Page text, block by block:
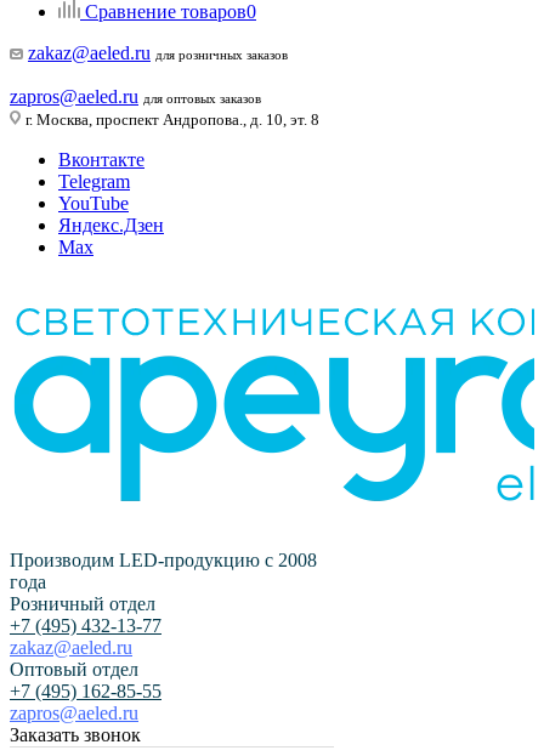
Сравнение товаров0
zakaz@aeled.ru для розничных заказов
zapros@aeled.ru для оптовых заказов
г. Москва, проспект Андропова., д. 10, эт. 8
Вконтакте
Telegram
YouTube
Яндекс.Дзен
Max
Производим LED-продукцию с 2008
года
Розничный отдел
+7 (495) 432-13-77
zakaz@aeled.ru
Оптовый отдел
+7 (495) 162-85-55
zapros@aeled.ru
Заказать звонок